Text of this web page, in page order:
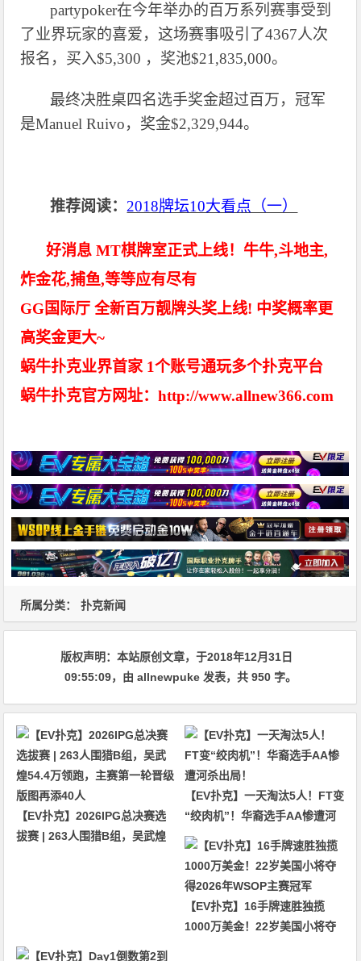
partypoker在今年举办的百万系列赛事受到
了业界玩家的喜爱，这场赛事吸引了4367人次
报名，买入$5,300 ，奖池$21,835,000。
最终决胜桌四名选手奖金超过百万，冠军
是Manuel Ruivo，奖金$2,329,944。
推荐阅读： 2018牌坛10大看点（一）
好消息 MT棋牌室正式上线！牛牛,斗地主,
炸金花,捕鱼,等等应有尽有
GG国际厅 全新百万靓牌头奖上线! 中奖概率更
高奖金更大~
蜗牛扑克业界首家 1个账号通玩多个扑克平台
蜗牛扑克官方网址：http://www.allnew366.com
所属分类： 扑克新闻
版权声明：本站原创文章，于2018年12月31日
09:55:09，由allnewpuke 发表，共 950 字。
【EV扑克】2026IPG总决赛选
拔赛 | 263人围猎B组，吴武煌
【EV扑克】一天淘汰5人！FT变
“绞肉机”！华裔选手AA惨遭河
杀出局！
【EV扑克】16手牌速胜独揽
1000万美金！22岁美国小将夺